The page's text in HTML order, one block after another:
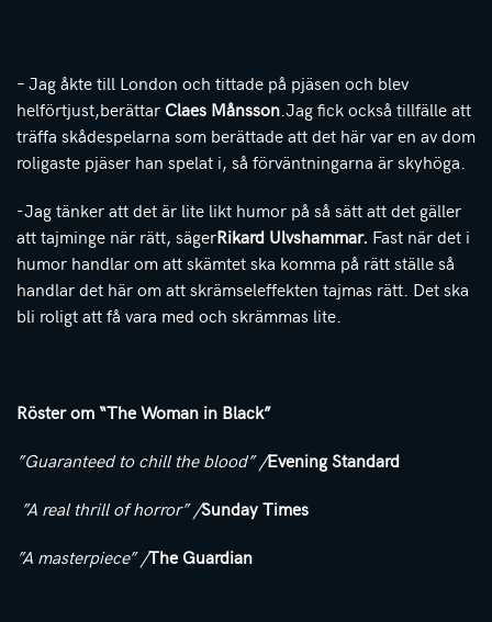
– Jag åkte till London och tittade på pjäsen och blev
helförtjust,berättar Claes Månsson .Jag fick också tillfälle att
träffa skådespelarna som berättade att det här var en av dom
roligaste pjäser han spelat i, så förväntningarna är skyhöga.
-Jag tänker att det är lite likt humor på så sätt att det gäller
att tajminge när rätt, sägerRikard Ulvshammar. Fast när det i
humor handlar om att skämtet ska komma på rätt ställe så
handlar det här om att skrämseleffekten tajmas rätt. Det ska
bli roligt att få vara med och skrämmas lite.
Röster om “The Woman in Black”
”Guaranteed to chill the blood” /Evening Standard
”A real thrill of horror” /Sunday Times
”A masterpiece” /The Guardian